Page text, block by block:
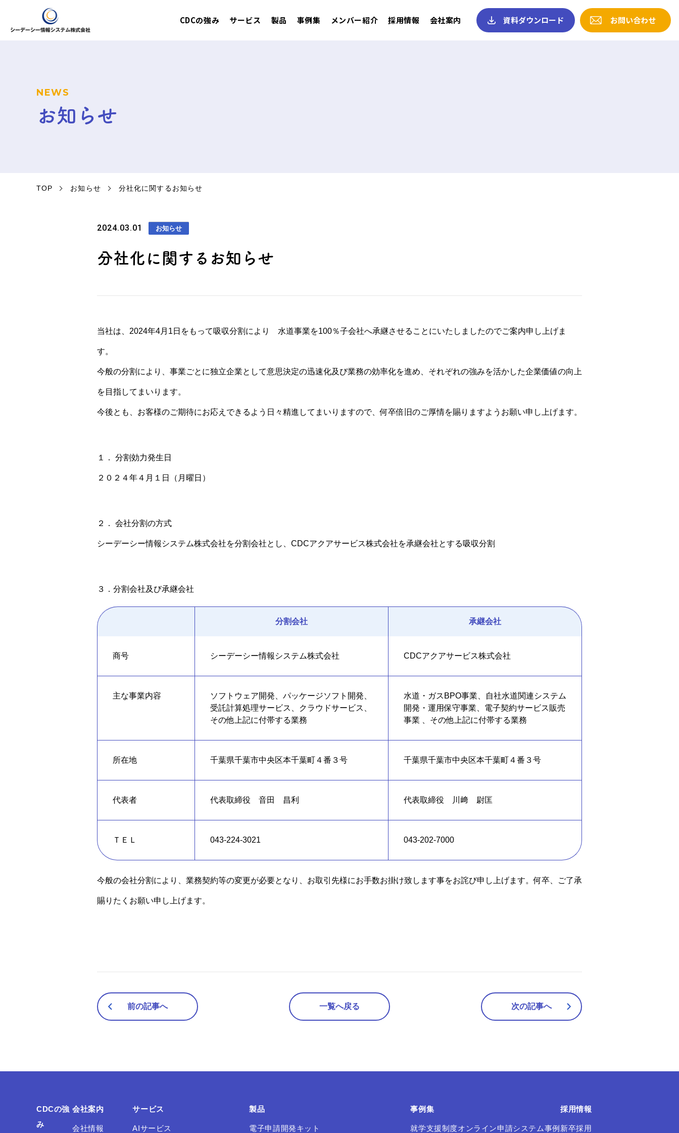
CDCの強み サービス 製品 事例集 メンバー紹介 採用情報 会社案内 資料ダウンロード お問い合わせ
NEWS
お知らせ
TOP お知らせ 分社化に関するお知らせ
2024.03.01 お知らせ
分社化に関するお知らせ
当社は、2024年4月1日をもって吸収分割により 水道事業を100％子会社へ承継させることにいたしましたのでご案内申し上げま
す。
今般の分割により、事業ごとに独立企業として意思決定の迅速化及び業務の効率化を進め、それぞれの強みを活かした企業価値の向上
を目指してまいります。
今後とも、お客様のご期待にお応えできるよう日々精進してまいりますので、何卒倍旧のご厚情を賜りますようお願い申し上げます。
１． 分割効力発生日
２０２４年４月１日（月曜日）
２． 会社分割の方式
シーデーシー情報システム株式会社を分割会社とし、CDCアクアサービス株式会社を承継会社とする吸収分割
３．分割会社及び承継会社
分割会社 承継会社
商号 シーデーシー情報システム株式会社 CDCアクアサービス株式会社
主な事業内容
ソフトウェア開発、パッケージソフト開発、
受託計算処理サービス、クラウドサービス、
その他上記に付帯する業務
水道・ガスBPO事業、自社水道関連システム
開発・運用保守事業、電子契約サービス販売
事業 、その他上記に付帯する業務
所在地 千葉県千葉市中央区本千葉町４番３号 千葉県千葉市中央区本千葉町４番３号
代表者 代表取締役 音田 昌利 代表取締役 川﨑 尉匡
ＴＥＬ 043-224-3021 043-202-7000
今般の会社分割により、業務契約等の変更が必要となり、お取引先様にお手数お掛け致します事をお詫び申し上げます。何卒、ご了承
賜りたくお願い申し上げます。
前の記事へ 一覧へ戻る 次の記事へ
CDCの強
み
会社案内
会社情報
サービス
AIサービス
製品
電子申請開発キット
事例集
就学支援制度オンライン申請システム事例
採用情報
新卒採用